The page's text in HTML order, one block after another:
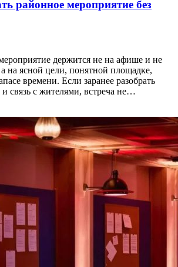
районное мероприятие без
держится не на афише и не
на ясной цели, понятной площадке,
времени. Если заранее разобрать
связь с жителями, встреча не…